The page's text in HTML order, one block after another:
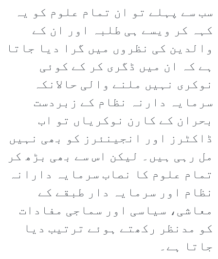
سب سے پہلے تو ان تمام علوم کو یہ
کہہ کر ویسے ہی طلبہ اور ان کے
والدین کی نظروں میں گرا دیا جاتا
ہے کہ ان میں ڈگری کر کے کوئی
نوکری نہیں ملنے والی حالانکہ
سرمایہ دارنہ نظام کے زبردست
بحران کے کارن نوکریاں تو اب
ڈاکٹرز اور انجینئرز کو بھی نہیں
مل رہی ہیں۔ لیکن اس سے بھی بڑھ کر
تمام علوم کا نصاب سرمایہ دارانہ
نظام اور سرمایہ دار طبقے کے
معاشی، سیاسی اور سماجی مفادات
کو مدنظر رکھتے ہوئے ترتیب دیا
جاتا ہے۔